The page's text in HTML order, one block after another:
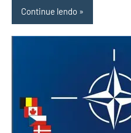
Continue lendo